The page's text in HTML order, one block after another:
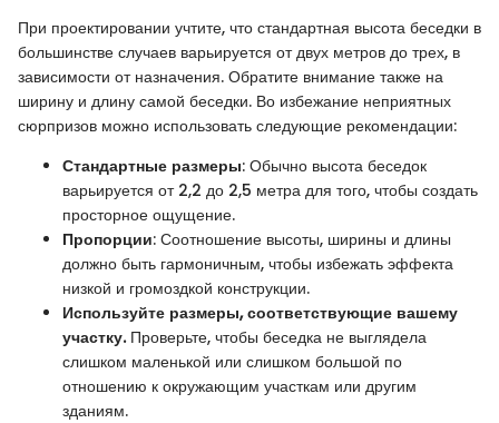
При проектировании учтите, что стандартная высота беседки в
большинстве случаев варьируется от двух метров до трех, в
зависимости от назначения. Обратите внимание также на
ширину и длину самой беседки. Во избежание неприятных
сюрпризов можно использовать следующие рекомендации:
Стандартные размеры: Обычно высота беседок
варьируется от 2,2 до 2,5 метра для того, чтобы создать
просторное ощущение.
Пропорции: Соотношение высоты, ширины и длины
должно быть гармоничным, чтобы избежать эффекта
низкой и громоздкой конструкции.
Используйте размеры, соответствующие вашему
участку.Проверьте, чтобы беседка не выглядела
слишком маленькой или слишком большой по
отношению к окружающим участкам или другим
зданиям.